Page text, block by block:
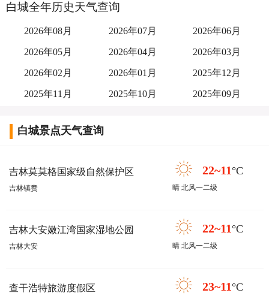
白城全年历史天气查询
2026年08月 2026年07月 2026年06月
2026年05月 2026年04月 2026年03月
2026年02月 2026年01月 2025年12月
2025年11月 2025年10月 2025年09月
白城景点天气查询
吉林莫莫格国家级自然保护区
吉林镇赉
22~11 °C
晴 北风一二级
吉林大安嫩江湾国家湿地公园
吉林大安
22~11 °C
晴 北风一二级
查干浩特旅游度假区 23~11 °C